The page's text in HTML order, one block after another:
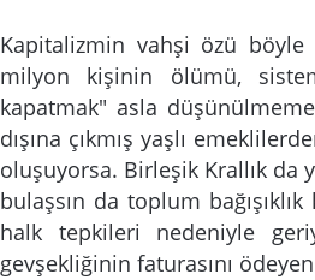
Kapitalizmin vahşi özü böyle
milyon kişinin ölümü,
kapatmak" asla
dışına çıkmış yaşlı
oluşuyorsa. Birleşik Krallık da
bulaşsın da toplum
halk tepkileri nedeniyle
gevşekliğinin faturasını